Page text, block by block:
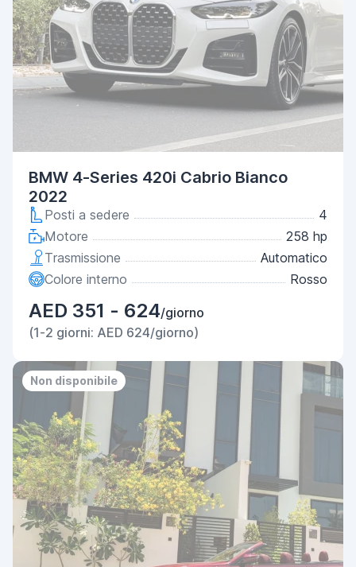
BMW 4-Series 420i Cabrio Bianco
2022
Posti a sedere
4
Motore
258 hp
Trasmissione
Automatico
Colore interno
Rosso
AED 351 - 624/giorno
(1-2 giorni: AED 624/giorno)
Non disponibile